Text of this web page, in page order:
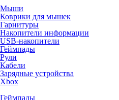
Мыши
Коврики для мышек
Гарнитуры
Накопители информации
USB-накопители
Геймпады
Рули
Кабели
Зарядные устройства
Xbox
Геймпады